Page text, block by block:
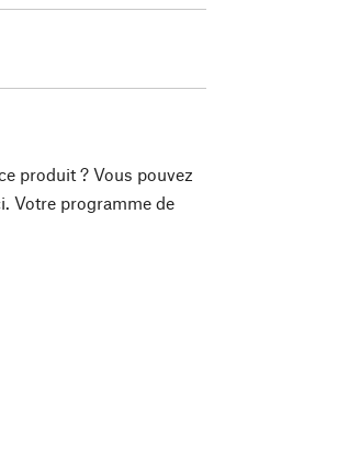
produit ? Vous pouvez
Votre programme de